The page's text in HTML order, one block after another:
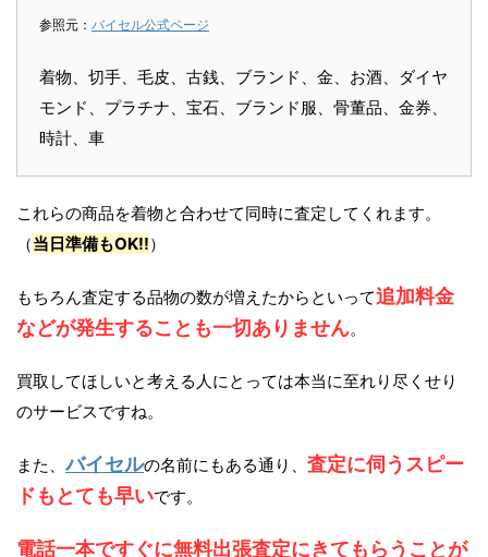
参照元： バイセル公式ページ
着物、切手、毛皮、古銭、ブランド、金、お酒、ダイヤ
モンド、プラチナ、宝石、ブランド服、骨董品、金券、
時計、車
これらの商品を着物と合わせて同時に査定してくれます。
（当日準備もOK!!）
もちろん査定する品物の数が増えたからといって追加料金
などが発生することも一切ありません。
買取してほしいと考える人にとっては本当に至れり尽くせり
のサービスですね。
また、バイセルの名前にもある通り、 査定に伺うスピー
ドもとても早いです。
電話一本ですぐに無料出張査定にきてもらうことが